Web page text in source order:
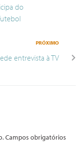
do
PRÓXIMO
entrevista à TV
Campos obrigatórios